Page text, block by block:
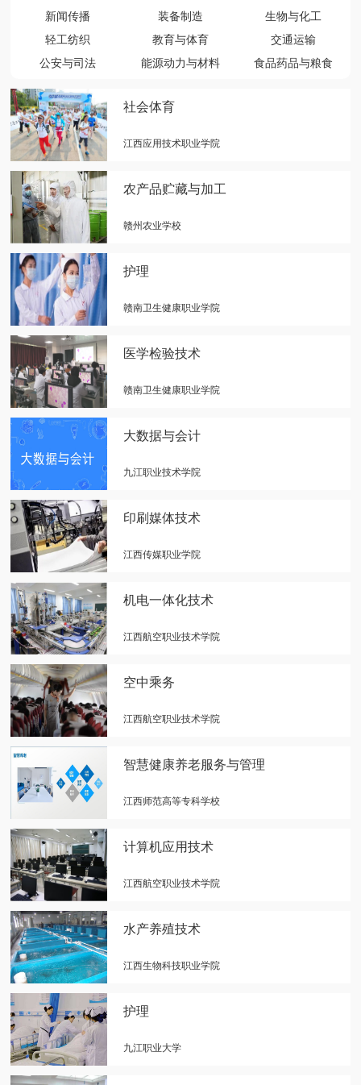
新闻传播
装备制造
生物与化工
轻工纺织
教育与体育
交通运输
公安与司法
能源动力与材料 食品药品与粮食
社会体育
江西应用技术职业学院
农产品贮藏与加工
赣州农业学校
护理
赣南卫生健康职业学院
医学检验技术
赣南卫生健康职业学院
大数据与会计
九江职业技术学院
印刷媒体技术
江西传媒职业学院
机电一体化技术
江西航空职业技术学院
空中乘务
江西航空职业技术学院
智慧健康养老服务与管理
江西师范高等专科学校
计算机应用技术
江西航空职业技术学院
水产养殖技术
江西生物科技职业学院
护理
九江职业大学